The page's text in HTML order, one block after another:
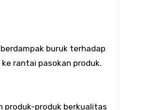
buruk terhadap
rantai pasokan produk.
produk-produk berkualitas